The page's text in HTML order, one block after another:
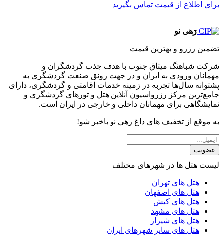
برای اطلاع از قیمت تماس بگیرید
رَهی نو
تضمین رزرو و بهترین قیمت
شرکت شباهنگ میثاق جنوب با هدف جذب گردشگران و
مهمانان ورودی به ایران و در جهت رونق صنعت گردشگری به
پشتوانه سال‌ها تجربه در زمینه خدمات اقامتی و گردشگری، دارای
جامع‌ترین مرکز رزرواسیون آنلاین هتل و تورهای گردشگری و
نمایشگاهی برای مهمانان داخلی و خارجی در ایران است.
به موقع از تخفیف های داغ رهی نو باخبر شو!
عضویت
لیست هتل ها در شهرهای مختلف
هتل های تهران
هتل های اصفهان
هتل های کیش
هتل های مشهد
هتل های شیراز
هتل های سایر شهرهای ایران